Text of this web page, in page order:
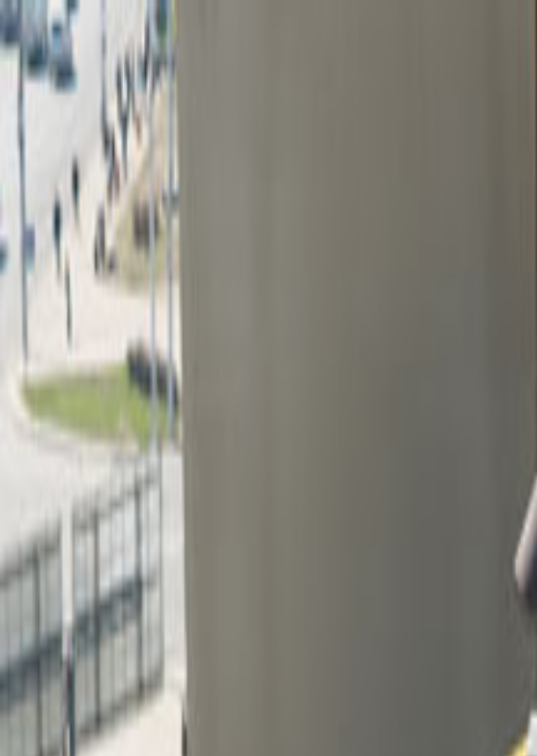
Giriş Yap Kayıt Ol
Usta Ol - İş Fırsatları